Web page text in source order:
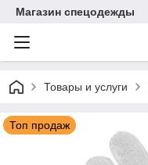
Магазин спецодежды
Товары и услуги
Топ продаж